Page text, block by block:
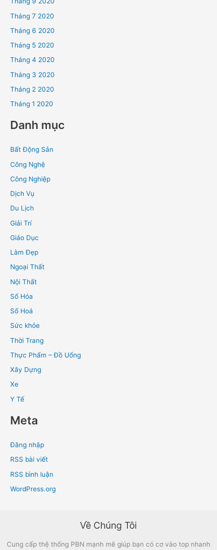
Tháng 7 2020
Tháng 6 2020
Tháng 5 2020
Tháng 4 2020
Tháng 3 2020
Tháng 2 2020
Tháng 1 2020
Danh mục
Bất Động Sản
Công Nghệ
Công Nghiệp
Dịch Vụ
Du Lịch
Giải Trí
Giáo Dục
Làm Đẹp
Ngoại Thất
Nội Thất
Số Hóa
Số Hoá
Sức khỏe
Thời Trang
Thực Phẩm – Đồ Uống
Xây Dựng
Xe
Y Tế
Meta
Đăng nhập
RSS bài viết
RSS bình luận
WordPress.org
Về Chúng Tôi
Cung cấp thệ thống PBN mạnh mẽ giúp bạn có cơ vào top nhanh